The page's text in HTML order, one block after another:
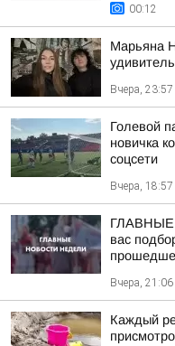
00:12
Марьяна
Вчера, 23:57
Голевой
новичка
соцсети
Вчера, 18:57
ГЛАВНЫЕ
вас
Вчера, 21:06
Каждый